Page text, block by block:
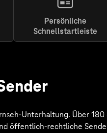
Persönliche
Schnellstartleiste
bis Drama. Von Original &
bis zu internationalen